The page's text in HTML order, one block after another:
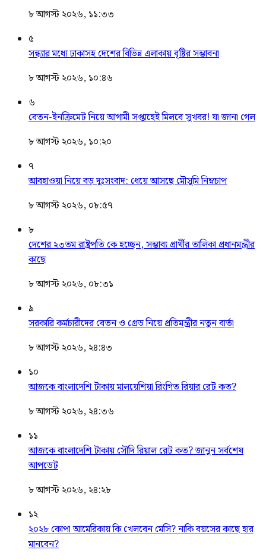
৮ আগস্ট ২০২৬, ১১:৩৩
৫
সন্ধ্যার মধ্যে ঢাকাসহ দেশের বিভিন্ন এলাকায় বৃষ্টির সম্ভাবনা
৮ আগস্ট ২০২৬, ১০:৪৬
৬
বেতন-ইনক্রিমেট নিয়ে আগামী সপ্তাহেই মিলবে সুখবর! যা জানা গেল
৮ আগস্ট ২০২৬, ১০:২০
৭
আবহাওয়া নিয়ে বড় দুঃসংবাদ: ধেয়ে আসছে মৌসুমি নিম্নচাপ
৮ আগস্ট ২০২৬, ০৮:৫৭
৮
দেশের ২৩তম রাষ্ট্রপতি কে হচ্ছেন, সম্ভাব্য প্রার্থীর তালিকা প্রধানমন্ত্রীর
কাছে
৮ আগস্ট ২০২৬, ০৮:৩১
৯
সরকারি কর্মচারীদের বেতন ও গ্রেড নিয়ে প্রতিমন্ত্রীর নতুন বার্তা
৮ আগস্ট ২০২৬, ২৪:৪৩
১০
আজকে বাংলাদেশি টাকায় মালয়েশিয়া রিংগিত রিয়ার রেট কত?
৮ আগস্ট ২০২৬, ২৪:৩৬
১১
আজকে বাংলাদেশি টাকায় সৌদি রিয়াল রেট কত? জানুন সর্বশেষ
আপডেট
৮ আগস্ট ২০২৬, ২৪:২৮
১২
২০২৮ কোপা আমেরিকায় কি খেলবেন মেসি? নাকি বয়সের কাছে হার
মানবেন?